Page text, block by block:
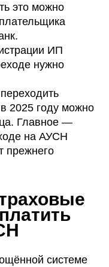
это можно
ИП
нужно
2025 году можно
Главное —
на АУСН
прежнего
системе